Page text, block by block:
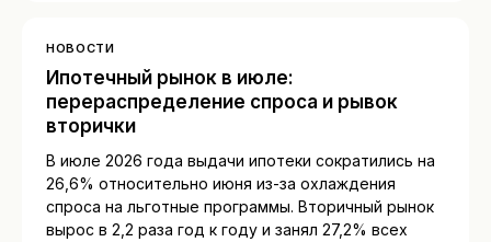
НОВОСТИ
Ипотечный рынок в июле:
перераспределение спроса и рывок
вторички
В июле 2026 года выдачи ипотеки сократились на
26,6% относительно июня из-за охлаждения
спроса на льготные программы. Вторичный рынок
вырос в 2,2 раза год к году и занял 27,2% всех